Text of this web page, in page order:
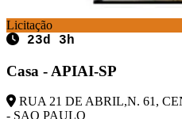
Licitação
23d 3h
Casa - APIAI-SP
RUA 21 DE ABRIL,N. 61,
- SAO PAULO